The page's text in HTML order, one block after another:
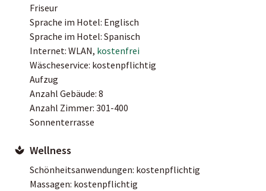
Friseur
Sprache im Hotel: Englisch
Sprache im Hotel: Spanisch
Internet: WLAN, kostenfrei
Wäscheservice: kostenpflichtig
Aufzug
Anzahl Gebäude: 8
Anzahl Zimmer: 301-400
Sonnenterrasse
Wellness
Schönheitsanwendungen: kostenpflichtig
Massagen: kostenpflichtig